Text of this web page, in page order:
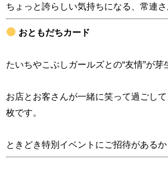
ちょっと誇らしい気持ちになる、常連
おともだちカード
たいちやこぶしガールズとの“友情”が芽
お店とお客さんが一緒に笑って過ごし
枚です。
ときどき特別イベントにご招待がある